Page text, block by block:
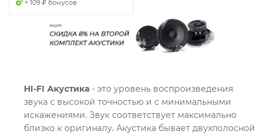
+ 109 ₽ бонусов
HI-FI Акустика - это уровень воспроизведения
звука с высокой точностью и с минимальными
искажениями. Звук соответствует максимально
близко к оригиналу. Акустика бывает двухполосной